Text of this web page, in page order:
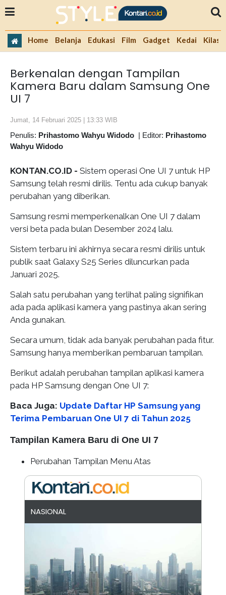
Home Belanja Edukasi Film Gadget Kedai Kilas
Berkenalan dengan Tampilan
Kamera Baru dalam Samsung One
UI 7
Jumat, 14 Februari 2025 | 13:33 WIB
Penulis: Prihastomo Wahyu Widodo | Editor: Prihastomo
Wahyu Widodo
KONTAN.CO.ID - Sistem operasi One UI 7 untuk HP
Samsung telah resmi dirilis. Tentu ada cukup banyak
perubahan yang diberikan.
Samsung resmi memperkenalkan One UI 7 dalam
versi beta pada bulan Desember 2024 lalu.
Sistem terbaru ini akhirnya secara resmi dirilis untuk
publik saat Galaxy S25 Series diluncurkan pada
Januari 2025.
Salah satu perubahan yang terlihat paling signifikan
ada pada aplikasi kamera yang pastinya akan sering
Anda gunakan.
Secara umum, tidak ada banyak perubahan pada fitur.
Samsung hanya memberikan pembaruan tampilan.
Berikut adalah perubahan tampilan aplikasi kamera
pada HP Samsung dengan One UI 7:
Baca Juga: Update Daftar HP Samsung yang
Terima Pembaruan One UI 7 di Tahun 2025
Tampilan Kamera Baru di One UI 7
Perubahan Tampilan Menu Atas
NASIONAL